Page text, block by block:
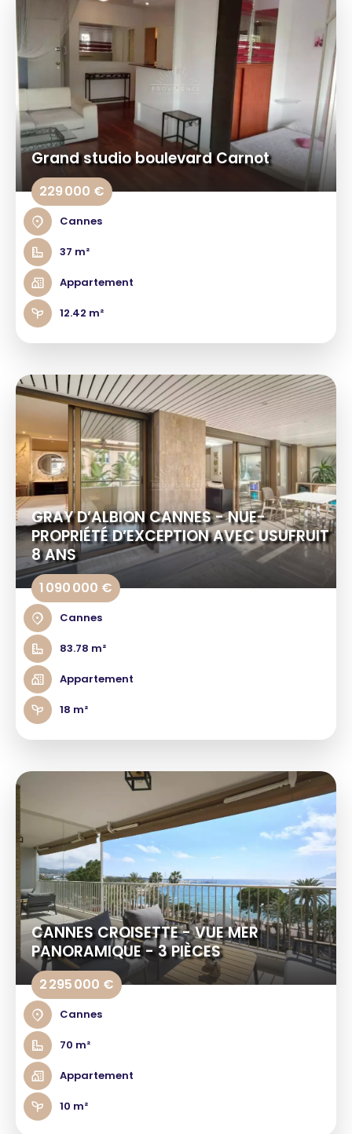
Grand studio boulevard Carnot
229 000 €
Cannes
37 m²
Appartement
12.42 m²
GRAY D’ALBION CANNES - NUE-
PROPRIÉTÉ D’EXCEPTION AVEC USUFRUIT
8 ANS
1 090 000 €
Cannes
83.78 m²
Appartement
18 m²
CANNES CROISETTE - VUE MER
PANORAMIQUE - 3 PIÈCES
2 295 000 €
Cannes
70 m²
Appartement
10 m²